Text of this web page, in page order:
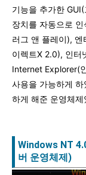
기능을 추가한
장치를 자동으로
러그 앤 플레이),
이렉트X 2.0), 인터
Internet Explorer(
사용을 가능하게
하게 해준 운영체
Windows NT
버 운영체제)